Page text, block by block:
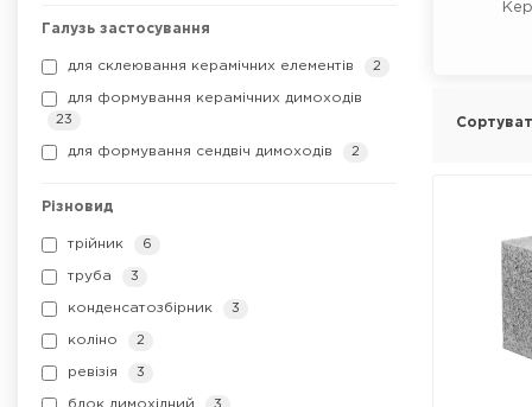
Галузь застосування
для склеювання керамічних елементів 2
для формування керамічних димоходів
23
для формування сендвіч димоходів 2
Різновид
трійник 6
труба 3
конденсатозбірник 3
коліно 2
ревізія 3
блок димохідний 3